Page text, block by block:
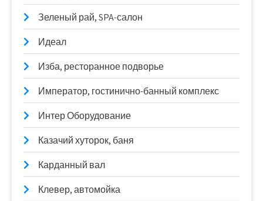
Зеленый рай, SPA-салон
Идеал
Изба, ресторанное подворье
Император, гостинично-банный комплекс
Интер Оборудование
Казачий хуторок, баня
Карданный вал
Клевер, автомойка